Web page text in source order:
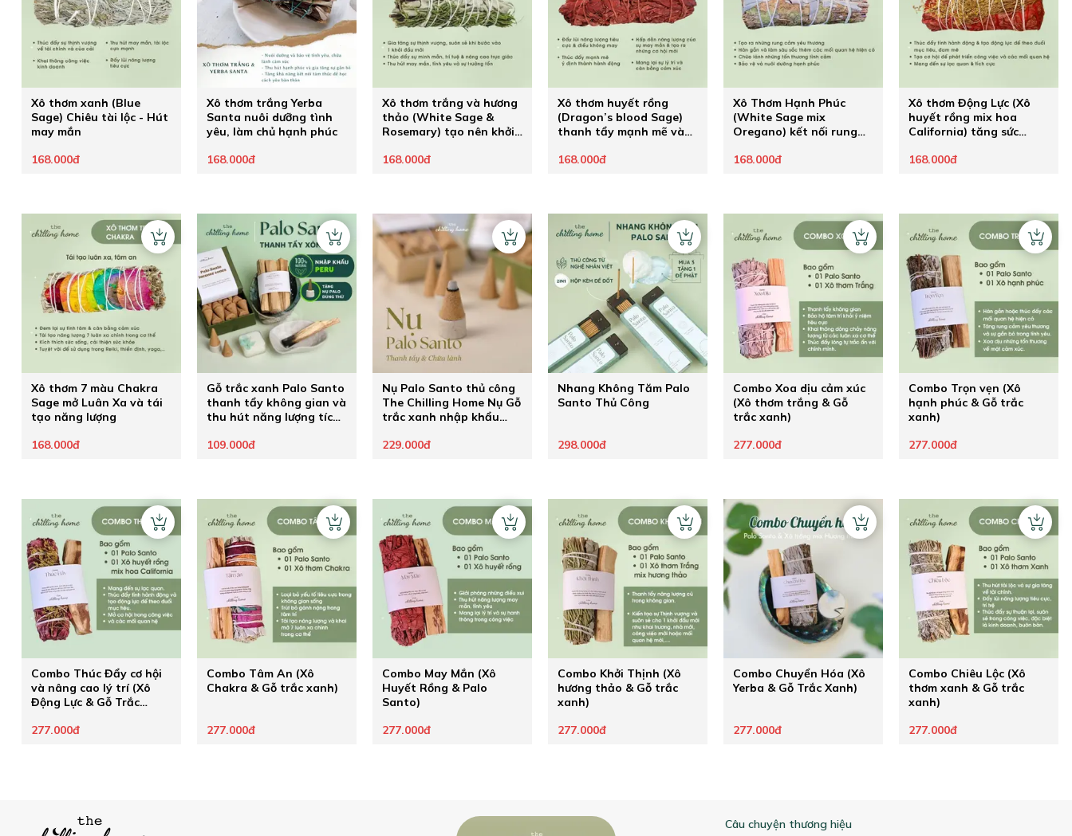
Xô thơm xanh (Blue
Sage) Chiêu tài lộc - Hút
may mắn
168.000đ
Xô thơm trắng Yerba
Santa nuôi dưỡng tình
yêu, làm chủ hạnh phúc
168.000đ
Xô thơm trắng và hương
thảo (White Sage &
Rosemary) tạo nên khởi
168.000đ
Xô thơm huyết rồng
(Dragon’s blood Sage)
thanh tẩy mạnh mẽ và
168.000đ
Xô Thơm Hạnh Phúc
(White Sage mix
Oregano) kết nối rung
168.000đ
Xô thơm Động Lực (Xô
huyết rồng mix hoa
California) tăng sức
đam mê
168.000đ
Xô thơm 7 màu Chakra
Sage mở Luân Xa và tái
tạo năng lượng
168.000đ
Gỗ trắc xanh Palo Santo
thanh tẩy không gian và
thu hút năng lượng tích
109.000đ
Nụ Palo Santo thủ công
The Chilling Home Nụ Gỗ
trắc xanh nhập khẩu
gian
229.000đ
Nhang Không Tăm Palo
Santo Thủ Công
298.000đ
Combo Xoa dịu cảm xúc
(Xô thơm trắng & Gỗ
trắc xanh)
277.000đ
Combo Trọn vẹn (Xô
hạnh phúc & Gỗ trắc
xanh)
277.000đ
Combo Thúc Đẩy cơ hội
và nâng cao lý trí (Xô
Động Lực & Gỗ Trắc
277.000đ
Combo Tâm An (Xô
Chakra & Gỗ trắc xanh)
277.000đ
Combo May Mắn (Xô
Huyết Rồng & Palo
Santo)
277.000đ
Combo Khởi Thịnh (Xô
hương thảo & Gỗ trắc
xanh)
277.000đ
Combo Chuyển Hóa (Xô
Yerba & Gỗ Trắc Xanh)
277.000đ
Combo Chiêu Lộc (Xô
thơm xanh & Gỗ trắc
xanh)
277.000đ
Câu chuyện thương hiệu